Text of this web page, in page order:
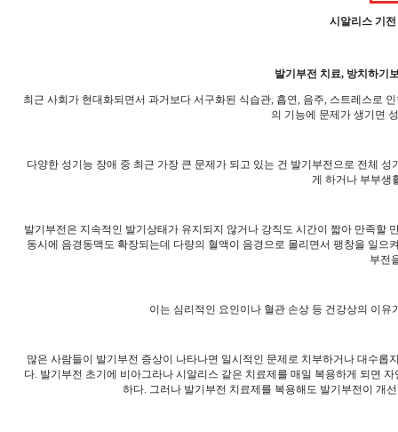
시알리스 기전
발기부전 치료, 방치하기
최근 사회가 현대화되면서 과거보다 서구화된 식습관, 흡연, 음주, 스트레스로
의 기능에 문제가 생기면
다양한 성기능 장애 중 최근 가장 큰 문제가 되고 있는 건 발기부전으로 전체
게 하거나 부부생
발기부전은 지속적인 발기상태가 유지되지 않거나 강직도 시간이 짧아 만족할
동시에 음경동맥도 확장되는데 다량의 혈액이 음경으로 몰리면서 팽창을 일
부전
이는 심리적인 요인이나 혈관 손상 등 건강상의 이
많은 사람들이 발기부전 증상이 나타나면 일시적인 문제로 치부하거나 대수
다. 발기부전 초기에 비아그라나 시알리스 같은 치료제를 매일 복용하게 되면
하다. 그러나 발기부전 치료제를 복용해도 발기부전이 개